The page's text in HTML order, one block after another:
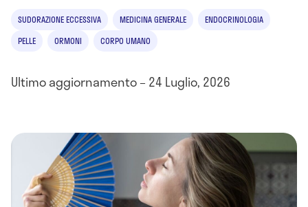
SUDORAZIONE ECCESSIVA MEDICINA GENERALE
ENDOCRINOLOGIA
PELLE
ORMONI CORPO UMANO
Ultimo aggiornamento – 24 Luglio, 2026